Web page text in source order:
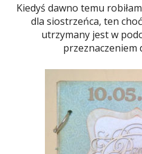
Kiedyś dawno temu
dla siostrzeńca, ten
utrzymany jest w
przeznaczeniem